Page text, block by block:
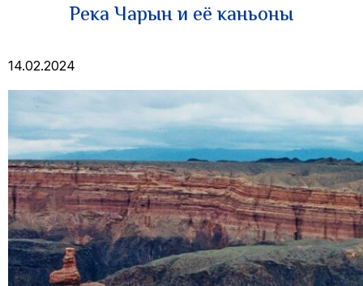
Река Чарын и её каньоны
14.02.2024